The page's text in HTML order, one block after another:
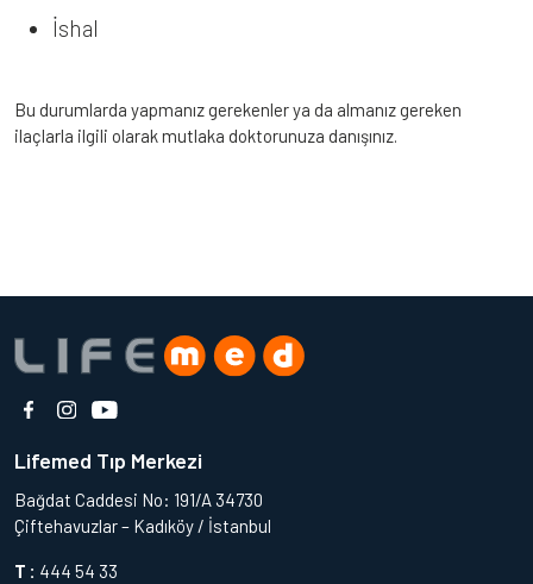
İshal
Bu durumlarda yapmanız gerekenler ya da almanız gereken
ilaçlarla ilgili olarak mutlaka doktorunuza danışınız.
Lifemed Tıp Merkezi
Bağdat Caddesi No: 191/A 34730
Çiftehavuzlar – Kadıköy / İstanbul
T : 444 54 33